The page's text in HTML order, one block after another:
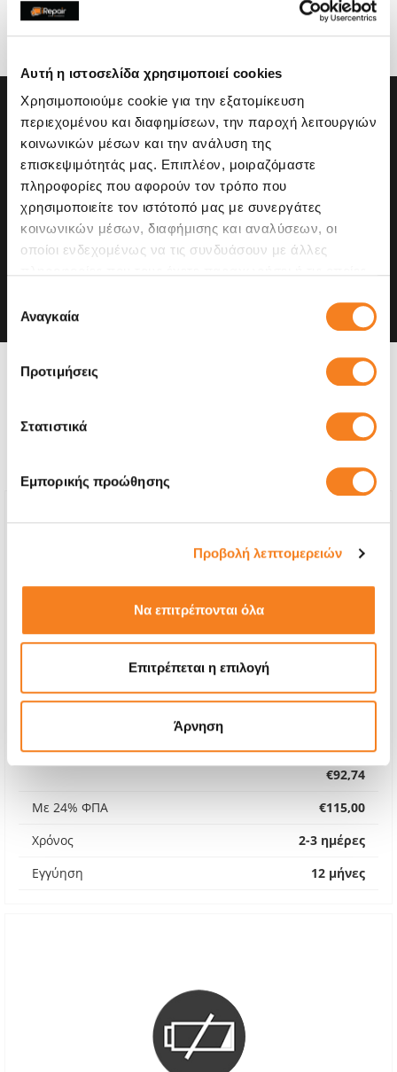
Αυτή η ιστοσελίδα χρησιμοποιεί cookies
Χρησιμοποιούμε cookie για την εξατομίκευση
περιεχομένου και διαφημίσεων, την παροχή λειτουργιών
κοινωνικών μέσων και την ανάλυση της
επισκεψιμότητάς μας. Επιπλέον, μοιραζόμαστε
πληροφορίες που αφορούν τον τρόπο που
χρησιμοποιείτε τον ιστότοπό μας με συνεργάτες
κοινωνικών μέσων, διαφήμισης και αναλύσεων, οι
οποίοι ενδεχομένως να τις συνδυάσουν με άλλες
των υπηρεσιών τους.
συγκατάθεσης
Αναγκαία
Προτιμήσεις
Στατιστικά
Εμπορικής προώθησης
Προβολή λεπτομερειών
Να επιτρέπονται όλα
Επιτρέπεται η επιλογή
Άρνηση
Η συσκευή σου μπορεί να
χρειάζεται και κάποια από
Οθόνη
€92,74
Με 24% ΦΠΑ
€115,00
Χρόνος
2-3 ημέρες
Εγγύηση
12 μήνες